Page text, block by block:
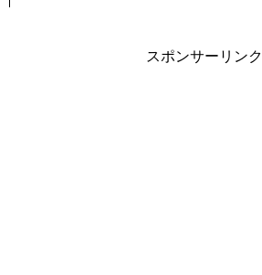
スポンサーリンク